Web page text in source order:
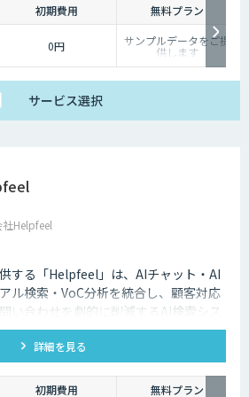
初期費用
無料プラン
0円 サンプルデータをご提
供します
サービス選択
Helpfeel
する「Helpfeel」は、AIチャット・AI
ル検索・VoC分析を統合し、顧客対応
い合わせを劇的に削減するAI検索シス
厚い伴走支援で、誰でも即座に答えを
詳細を見る
初期費用
無料プラン